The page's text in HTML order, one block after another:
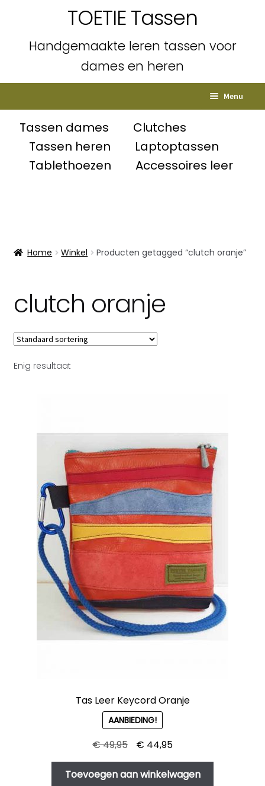
TOETIE Tassen
Handgemaakte leren tassen voor
dames en heren
navigatie
inhoud
Menu
Home
Mijn account
Tassen dames
Clutches
Tassen heren
Laptoptassen
Tablethoezen
Accessoires leer
Home Winkel Producten getagged “clutch oranje”
clutch oranje
Enig resultaat
Tas Leer Keycord Oranje
AANBIEDING!
€49,95
Oorspronkelijke
prijs
was:
€ 44,95Huidige
prijs
is:
Toevoegen aan winkelwagen